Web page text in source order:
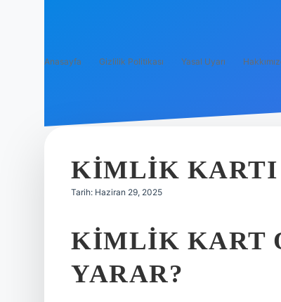
Anasayfa Gizlilik Politikası Yasal Uyarı
KIMLIK KARTI
Tarih: Haziran 29, 2025
KIMLIK KART
YARAR?